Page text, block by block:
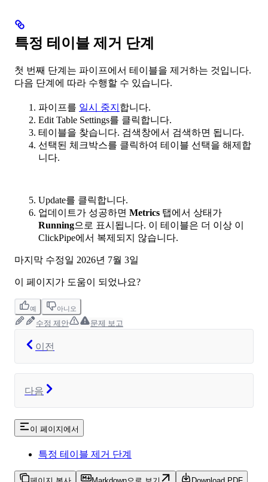
특정 테이블 제거 단계
첫 번째 단계는 파이프에서 테이블을 제거하는 것입니다.
다음 단계에 따라 수행할 수 있습니다.
파이프를 일시 중지 합니다.
Edit Table Settings를 클릭합니다.
테이블을 찾습니다. 검색창에서 검색하면 됩니다.
선택된 체크박스를 클릭하여 테이블 선택을 해제합
니다.
Update를 클릭합니다.
업데이트가 성공하면 Metrics 탭에서 상태가
Running으로 표시됩니다. 이 테이블은 더 이상 이
ClickPipe에서 복제되지 않습니다.
마지막 수정일 2026년 7월 3일
이 페이지가 도움이 되었나요?
예 아니오
수정 제안 문제 보고
이전
다음
이 페이지에서
특정 테이블 제거 단계